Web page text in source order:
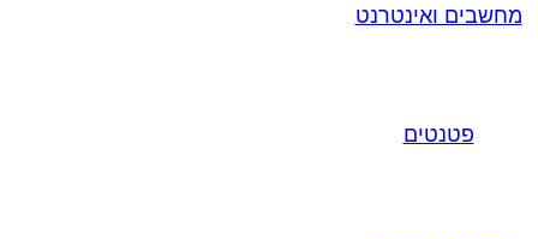
מחשבים ואינטרנט
פטנטים